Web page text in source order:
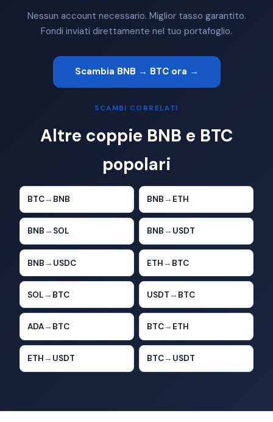
Nessun account necessario. Miglior tasso garantito.
Fondi inviati direttamente nel tuo portafoglio.
Scambia BNB → BTC ora →
SCAMBI CORRELATI
Altre coppie BNB e BTC
popolari
BTC→ BNB BNB → ETH
BNB → SOL BNB → USDT
BNB → USDC ETH → BTC
SOL → BTC USDT → BTC
ADA→ BTC BTC→ ETH
ETH → USDT BTC→ USDT